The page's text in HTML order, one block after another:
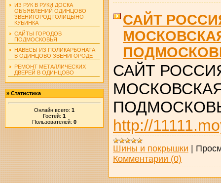
ИЗ РУК В РУКИ ДОСКА
ОБЪЯВЛЕНИЙ ОДИНЦОВО
ЗВЕНИГОРОД ГОЛИЦЫНО
КУБИНКА
САЙТЫ ГОРОДОВ
ПОДМОСКОВЬЯ
НАВЕСЫ ИЗ ПОЛИКАРБОНАТА
В ОДИНЦОВО ЗВЕНИГОРОДЕ
РЕМОНТ МЕТАЛЛИЧЕСКИХ
ДВЕРЕЙ В ОДИНЦОВО
» Статистика
Онлайн всего: 1
Гостей: 1
Пользователей: 0
САЙТ
САЙТ
http://
Шины и покрышки |
Комментарии (0)